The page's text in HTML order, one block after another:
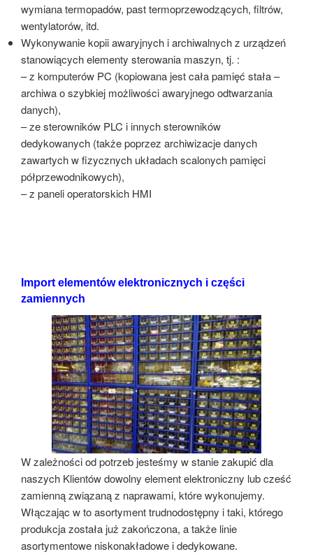
wymiana termopadów, past termoprzewodzących, filtrów,
wentylatorów, itd.
Wykonywanie kopii awaryjnych i archiwalnych z urządzeń
stanowiących elementy sterowania maszyn, tj. :
– z komputerów PC (kopiowana jest cała pamięć stała –
archiwa o szybkiej możliwości awaryjnego odtwarzania
danych),
– ze sterowników PLC i innych sterowników
dedykowanych (także poprzez archiwizacje danych
zawartych w fizycznych układach scalonych pamięci
półprzewodnikowych),
– z paneli operatorskich HMI
Import elementów elektronicznych i części
zamiennych
W zależności od potrzeb jesteśmy w stanie zakupić dla
naszych Klientów dowolny element elektroniczny lub cześć
zamienną związaną z naprawami, które wykonujemy.
Włączając w to asortyment trudnodostępny i taki, którego
produkcja została już zakończona, a także linie
asortymentowe niskonakładowe i dedykowane.